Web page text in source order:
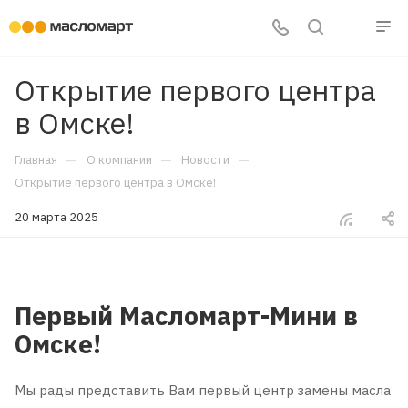
Открытие первого центра
в Омске!
Главная — О компании — Новости —
Открытие первого центра в Омске!
20 марта 2025
Первый Масломарт-Мини в
Омске!
Мы рады представить Вам первый центр замены масла